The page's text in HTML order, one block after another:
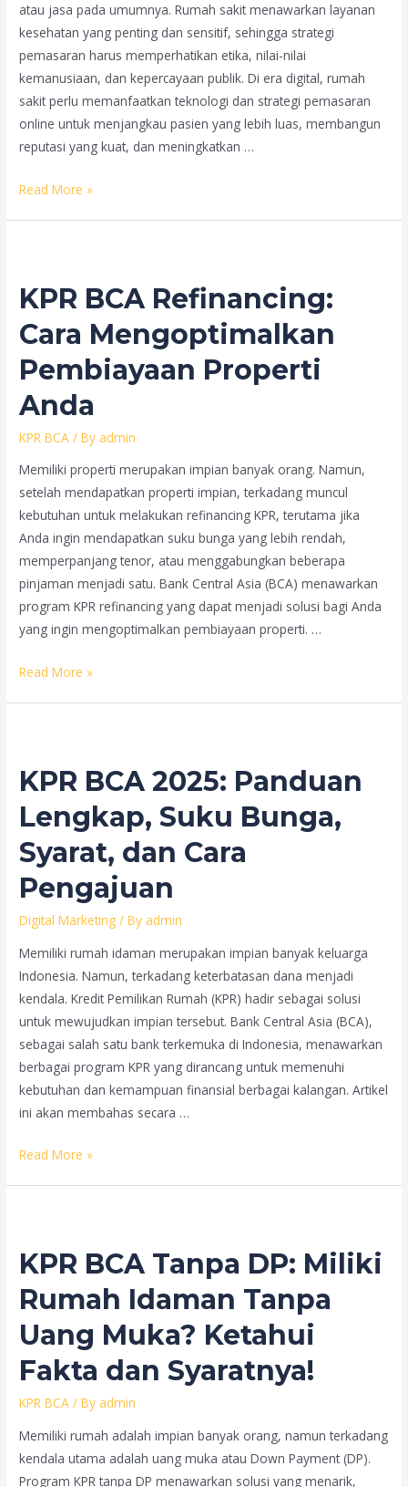
atau jasa pada umumnya. Rumah sakit menawarkan layanan
kesehatan yang penting dan sensitif, sehingga strategi
pemasaran harus memperhatikan etika, nilai-nilai
kemanusiaan, dan kepercayaan publik. Di era digital, rumah
sakit perlu memanfaatkan teknologi dan strategi pemasaran
online untuk menjangkau pasien yang lebih luas, membangun
reputasi yang kuat, dan meningkatkan …
Strategi
Reputasi
dan
Menjangkau
Pasien
di
Era
Digital
Read More »
KPR BCA Refinancing:
Cara Mengoptimalkan
Pembiayaan Properti
Anda
KPR BCA / By admin
Memiliki properti merupakan impian banyak orang. Namun,
setelah mendapatkan properti impian, terkadang muncul
kebutuhan untuk melakukan refinancing KPR, terutama jika
Anda ingin mendapatkan suku bunga yang lebih rendah,
memperpanjang tenor, atau menggabungkan beberapa
pinjaman menjadi satu. Bank Central Asia (BCA) menawarkan
program KPR refinancing yang dapat menjadi solusi bagi Anda
yang ingin mengoptimalkan pembiayaan properti. …
KPR
Pembiayaan
Properti
Anda
Read More »
KPR BCA 2025: Panduan
Lengkap, Suku Bunga,
Syarat, dan Cara
Pengajuan
Digital Marketing / By admin
Memiliki rumah idaman merupakan impian banyak keluarga
Indonesia. Namun, terkadang keterbatasan dana menjadi
kendala. Kredit Pemilikan Rumah (KPR) hadir sebagai solusi
untuk mewujudkan impian tersebut. Bank Central Asia (BCA),
sebagai salah satu bank terkemuka di Indonesia, menawarkan
berbagai program KPR yang dirancang untuk memenuhi
kebutuhan dan kemampuan finansial berbagai kalangan. Artikel
ini akan membahas secara …
KPR
Suku
Bunga,
Syarat,
dan
Cara
Pengajuan
Read More »
KPR BCA Tanpa DP: Miliki
Rumah Idaman Tanpa
Uang Muka? Ketahui
Fakta dan Syaratnya!
KPR BCA / By admin
Memiliki rumah adalah impian banyak orang, namun terkadang
kendala utama adalah uang muka atau Down Payment (DP).
Program KPR tanpa DP menawarkan solusi yang menarik,